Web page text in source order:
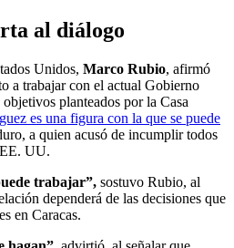
al diálogo
Unidos, Marco Rubio, afirmó
a trabajar con el actual Gobierno
planteados por la Casa
es una figura con la que se puede
a quien acusó de incumplir todos
UU.
trabajar”, sostuvo Rubio, al
dependerá de las decisiones que
en Caracas.